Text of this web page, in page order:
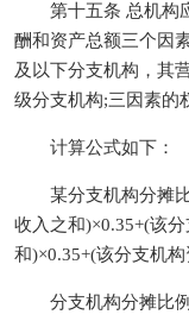
第十五条 总机构应
酬和资产总额三个因
及以下分支机构，其
级分支机构;三因素的
计算公式如下：
某分支机构分摊比
收入之和)×0.35+(该
和)×0.35+(该分支机
分支机构分摊比例